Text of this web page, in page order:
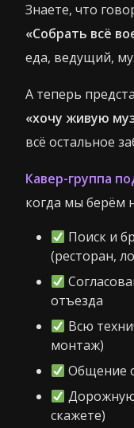
Знаете, что
«Собрать всё
еда, ведущий,
А теперь
«хочу живую
всё остальное
Кавер-группа
когда мы берём
Поиск и
(ресторан,
отъезда
Всю
монтаж)
Общение
Дорожную
скажете)